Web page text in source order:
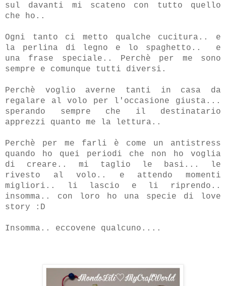
sul davanti mi scateno con tutto quello
che ho..
Ogni tanto ci metto qualche cucitura.. e
la perlina di legno e lo spaghetto.. e
una frase speciale..
Perchè per me sono
sempre e comunque tutti diversi.
Perchè voglio averne tanti in casa da
regalare al volo per l'occasione giusta...
sperando sempre che il destinatario
apprezzi quanto me la lettura..
Perchè per me farli è come un antistress
quando ho quei periodi che non ho voglia
di creare.. mi taglio le basi... le
rivesto al volo.. e attendo momenti
migliori.. li lascio e li riprendo..
insomma.. con loro ho una specie di love
story :D
Insomma.. eccovene qualcuno....